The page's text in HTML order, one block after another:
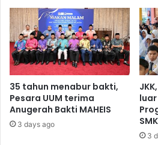
35 tahun menabur bakti,
Pesara UUM terima
Anugerah Bakti MAHEIS
3 days ago
3